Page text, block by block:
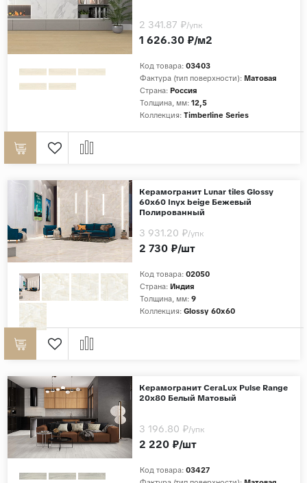
Код товара: 03403
Фактура (тип поверхности): Матовая
Страна: Россия
Толщина, мм: 12,5
Коллекция: Timberline Series
1 626.30 ₽/м2
2 341.87 ₽/упк
Керамогранит Lunar tiles Glossy
60x60 Inyx beige Бежевый
Полированный
Код товара: 02050
Страна: Индия
Толщина, мм: 9
Коллекция: Glossy 60x60
2 730 ₽/шт
3 931.20 ₽/упк
Керамогранит CeraLux Pulse Range
20x80 Белый Матовый
Код товара: 03427
2 220 ₽/шт
3 196.80 ₽/упк